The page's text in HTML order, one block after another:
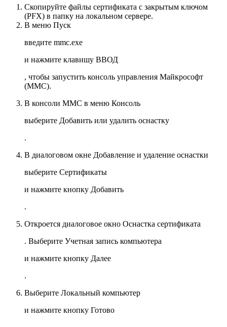
Скопируйте файлы сертификата с закрытым ключом
(PFX) в папку на локальном сервере.
В меню Пуск
введите mmc.exe
и нажмите клавишу ВВОД
, чтобы запустить консоль управления Майкрософт
(ММС).
В консоли MMC в меню Консоль
выберите Добавить или удалить оснастку
.
В диалоговом окне Добавление и удаление оснастки
выберите Сертификаты
и нажмите кнопку Добавить
.
Откроется диалоговое окно Оснастка сертификата
. Выберите Учетная запись компьютера
и нажмите кнопку Далее
.
Выберите Локальный компьютер
и нажмите кнопку Готово